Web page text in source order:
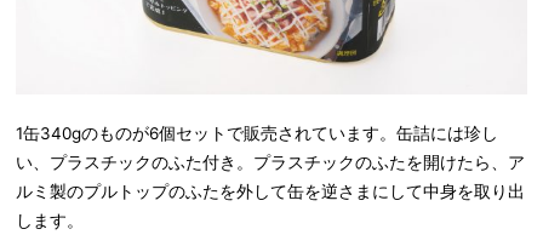
1缶340gのものが6個セットで販売されています。缶詰には珍し
い、プラスチックのふた付き。プラスチックのふたを開けたら、ア
ルミ製のプルトップのふたを外して缶を逆さまにして中身を取り出
します。